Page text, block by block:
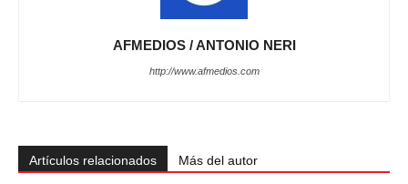
AFMEDIOS / ANTONIO NERI
http://www.afmedios.com
Artículos relacionados Más del autor